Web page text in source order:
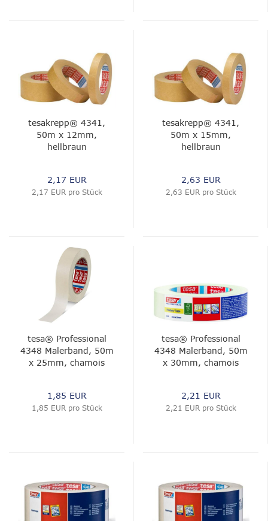
tesakrepp® 4341,
50m x 12mm,
hellbraun
2,17 EUR
2,17 EUR pro Stück
tesakrepp® 4341,
50m x 15mm,
hellbraun
2,63 EUR
2,63 EUR pro Stück
tesa® Professional
4348 Malerband, 50m
x 25mm, chamois
1,85 EUR
1,85 EUR pro Stück
tesa® Professional
4348 Malerband, 50m
x 30mm, chamois
2,21 EUR
2,21 EUR pro Stück